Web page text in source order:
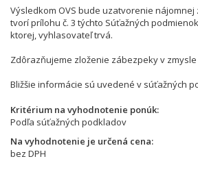
Výsledkom OVS bude uzatvorenie
tvorí prílohu č. 3 týchto Súťažných
ktorej, vyhlasovateľ trvá.
Zdôrazňujeme zloženie zábezpeky v
Bližšie informácie sú uvedené v súťažných
Kritérium na vyhodnotenie ponúk
Podľa súťažných podkladov
Na vyhodnotenie je určená cena
bez DPH